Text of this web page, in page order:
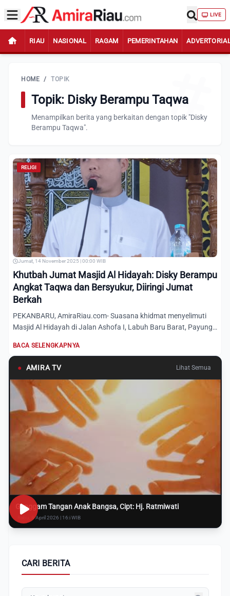
LIVE
RIAU NASIONAL RAGAM PEMERINTAHAN
HOME / TOPIK
Topik: Disky Berampu Taqwa
Menampilkan berita yang berkaitan dengan topik "Disky
Berampu Taqwa".
RELIGI
Jumat, 14 November 2025 | 00:00 WIB
Khutbah Jumat Masjid Al Hidayah: Disky Berampu
Angkat Taqwa dan Bersyukur, Diiringi Jumat
Berkah
PEKANBARU, AmiraRiau.com- Suasana khidmat menyelimuti
Masjid Al Hidayah di Jalan Ashofa I, Labuh Baru Barat, Payung
BACA SELENGKAPNYA
● AMIRA TV Lihat Semua
Genggam Tangan Anak Bangsa, Cipt: Hj. Ratmiwati
Rabu, 8 April 2026 | 16:i WIB
CARI BERITA